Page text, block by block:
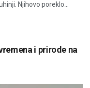
Njihovo poreklo...
i prirode na